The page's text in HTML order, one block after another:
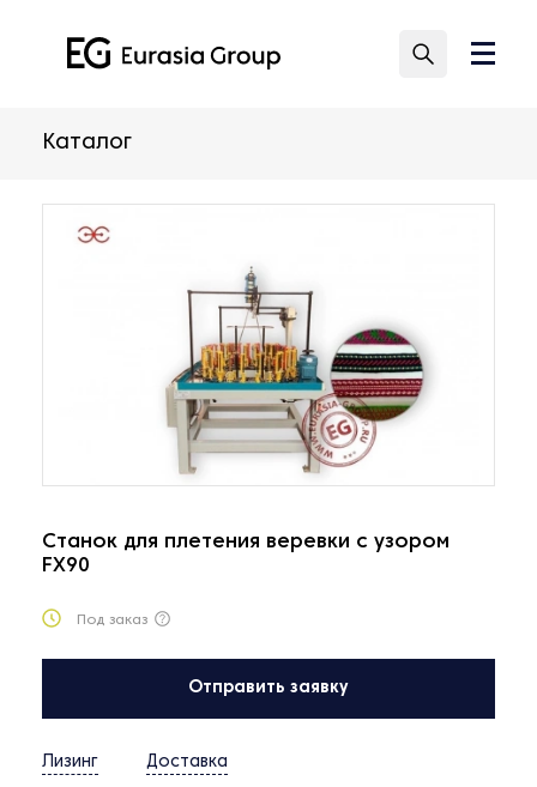
Каталог
Станок для плетения веревки с узором
FX90
Под заказ
Отправить заявку
Лизинг Доставка